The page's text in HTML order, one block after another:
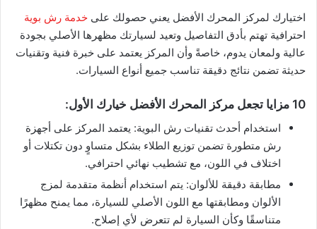
اختيارك لمركز المحرك الأفضل يعني حصولك على خدمة رش بوية
احترافية تهتم بأدق التفاصيل وتعيد لسيارتك مظهرها الأصلي بجودة
عالية ولمعان يدوم، خاصةً وأن المركز يعتمد على خبرة فنية وتقنيات
حديثة تضمن نتائج دقيقة تناسب جميع أنواع السيارات.
10 مزايا تجعل مركز المحرك الأفضل خيارك الأول:
استخدام أحدث تقنيات رش البوية: يعتمد المركز على أجهزة
رش متطورة تضمن توزيع الطلاء بشكل متساوٍ دون تكتلات أو
اختلاف في اللون، مع تشطيب نهائي احترافي.
مطابقة دقيقة للألوان: يتم استخدام أنظمة متقدمة لمزج
الألوان ومطابقتها مع اللون الأصلي للسيارة، مما يمنح مظهرًا
متناسقًا وكأن السيارة لم تتعرض لأي إصلاح.